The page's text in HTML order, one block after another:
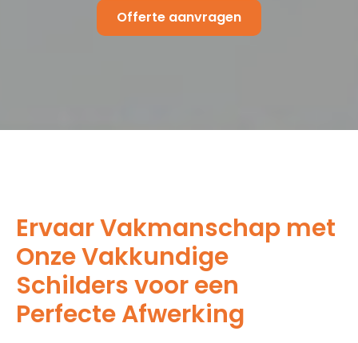
Offerte aanvragen
Ervaar Vakmanschap met
Onze Vakkundige
Schilders voor een
Perfecte Afwerking